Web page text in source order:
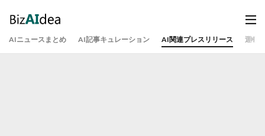
AIニュースまとめ AI記事キュレーション AI関連プレスリリース 運営